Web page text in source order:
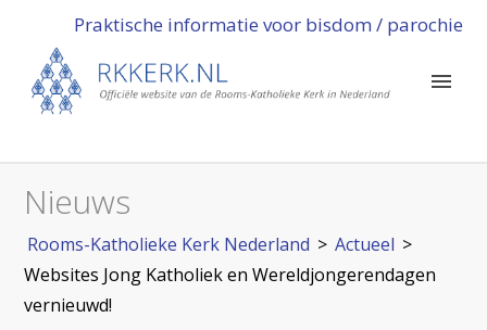
Praktische informatie voor bisdom / parochie
Nieuws
Rooms-Katholieke Kerk Nederland > Actueel >
Websites Jong Katholiek en Wereldjongerendagen
vernieuwd!